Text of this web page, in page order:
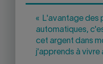
« L'avantage des
automatiques,
cet argent dans
j'apprends à vivre